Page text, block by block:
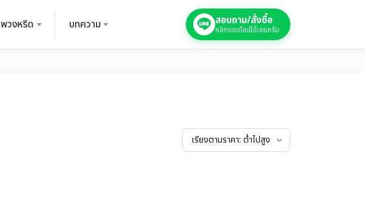
พวงหรีด บทความ สอบถาม/สั่งซื้อ
คลิกแอดไลน์ได้เลยครับ